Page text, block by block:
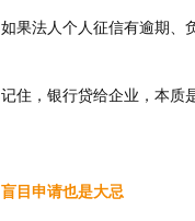
如果法人个人征信有逾期、
记住，银行贷给企业，本质
盲目申请也是大忌